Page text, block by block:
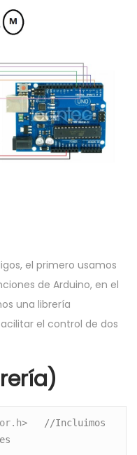
el primero usamos
de Arduino, en el
una librería
el control de dos
//Incluimos